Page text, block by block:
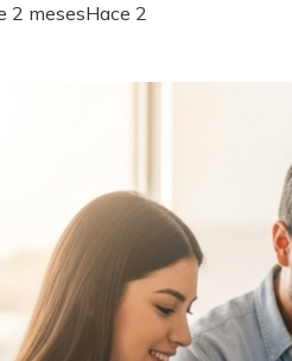
2 mesesHace 2